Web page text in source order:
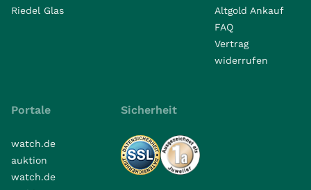
Riedel Glas
Altgold Ankauf
FAQ
Vertrag
widerrufen
Portale
watch.de
auktion
watch.de
Sicherheit